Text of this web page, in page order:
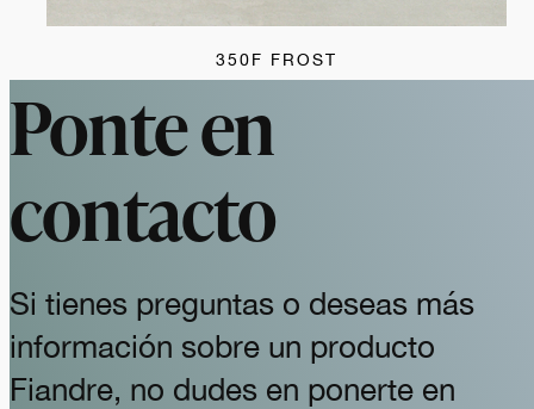
350F FROST
Ponte en
contacto
Si tienes preguntas o deseas más
información sobre un producto
Fiandre, no dudes en ponerte en